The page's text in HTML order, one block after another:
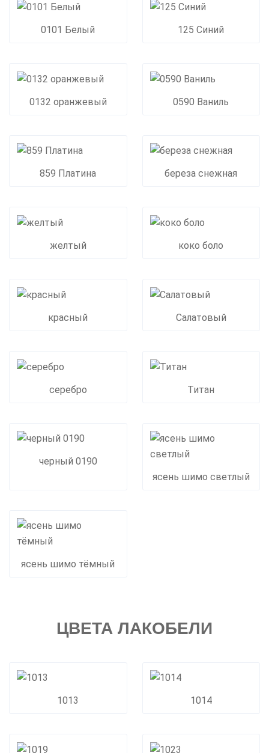
0101 Белый 125 Синий
0132 оранжевый 0590 Ваниль
859 Платина береза снежная
желтый коко боло
красный Салатовый
серебро Титан
черный 0190
ясень шимо светлый
ясень шимо тёмный
ЦВЕТА ЛАКОБЕЛИ
1013 1014